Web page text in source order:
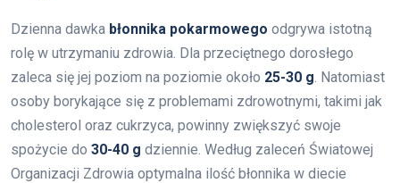
Dzienna dawka błonnika pokarmowego odgrywa istotną
rolę w utrzymaniu zdrowia. Dla przeciętnego dorosłego
zaleca się jej poziom na poziomie około 25-30 g. Natomiast
osoby borykające się z problemami zdrowotnymi, takimi jak
cholesterol oraz cukrzyca, powinny zwiększyć swoje
spożycie do 30-40 g dziennie. Według zaleceń Światowej
Organizacji Zdrowia optymalna ilość błonnika w diecie